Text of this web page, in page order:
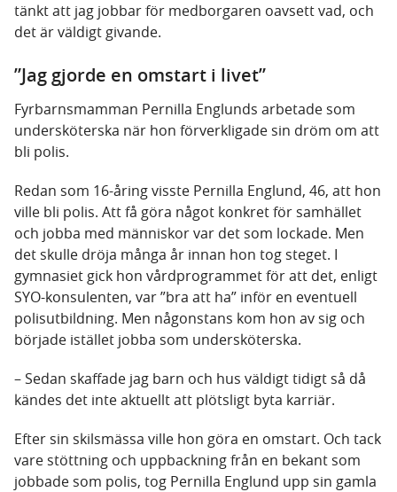
tänkt att jag jobbar för medborgaren oavsett vad, och
det är väldigt givande.
”Jag gjorde en omstart i livet”
Fyrbarnsmamman Pernilla Englunds arbetade som
undersköterska när hon förverkligade sin dröm om att
bli polis.
Redan som 16-åring visste Pernilla Englund, 46, att hon
ville bli polis. Att få göra något konkret för samhället
och jobba med människor var det som lockade. Men
det skulle dröja många år innan hon tog steget. I
gymnasiet gick hon vårdprogrammet för att det, enligt
SYO-konsulenten, var ”bra att ha” inför en eventuell
polisutbildning. Men någonstans kom hon av sig och
började istället jobba som undersköterska.
– Sedan skaffade jag barn och hus väldigt tidigt så då
kändes det inte aktuellt att plötsligt byta karriär.
Efter sin skilsmässa ville hon göra en omstart. Och tack
vare stöttning och uppbackning från en bekant som
jobbade som polis, tog Pernilla Englund upp sin gamla